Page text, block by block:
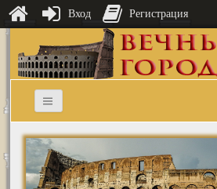
Вход Регистрация